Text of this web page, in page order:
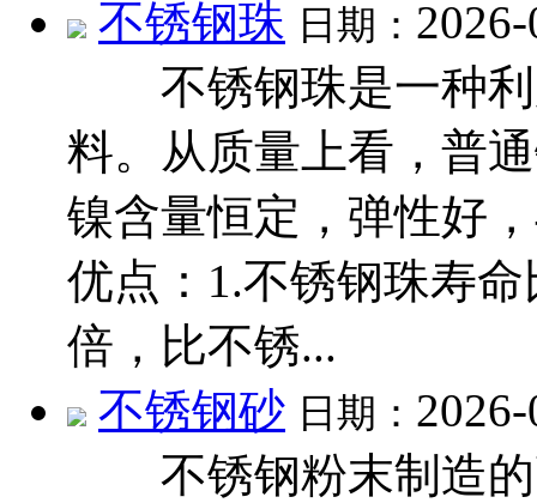
不锈钢珠 日期：
不锈钢珠是一种利
料。从质量上看，普
镍含量恒定，弹性好
优点：1.不锈钢珠寿
倍，比不锈...
不锈钢砂 日期：
不锈钢粉末制造的